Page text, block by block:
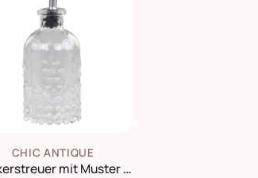
CHIC ANTIQUE
Zuckerstreuer mit Muster und Ausschenker